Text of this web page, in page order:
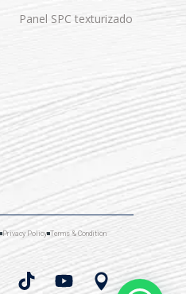
Panel SPC texturizado
Privacy Policy Terms & Condition